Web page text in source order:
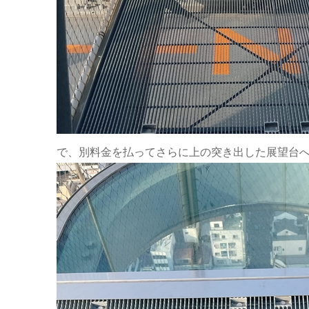
で、別料金を払ってさらに上の突き出した展望台